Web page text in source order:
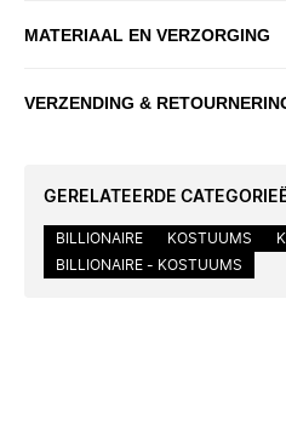
MATERIAAL EN VERZORGING
VERZENDING &
GERELATEERDE
BILLIONAIRE KOSTUUMS
BILLIONAIRE - KOSTUUMS